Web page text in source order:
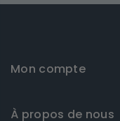
Mon compte
À propos de nous